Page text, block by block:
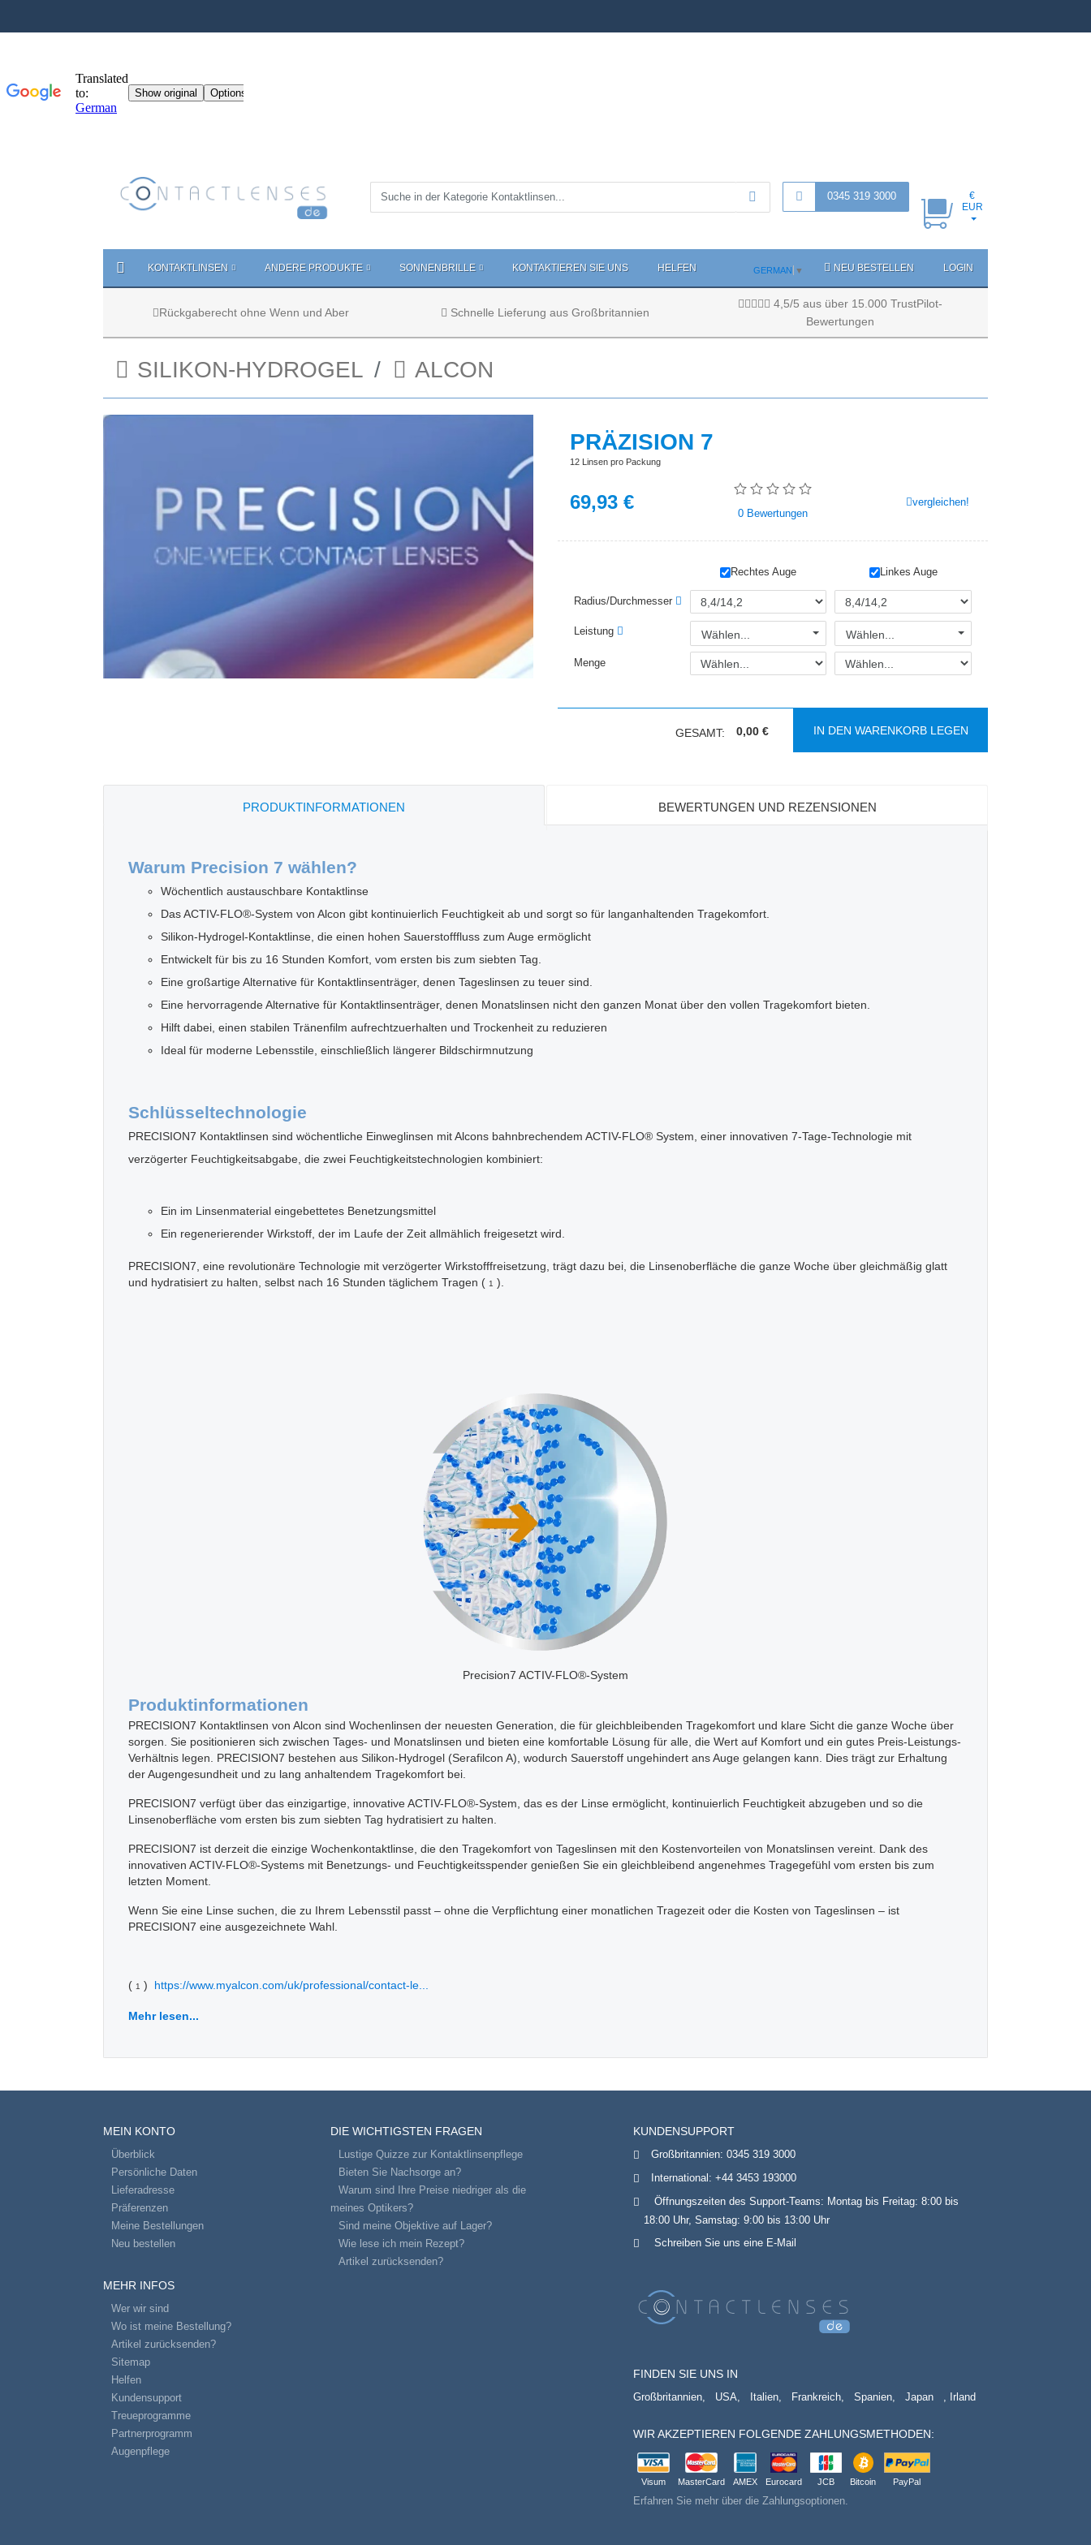
0345 319 3000
€
EUR
KONTAKTLINSEN ANDERE PRODUKTE SONNENBRILLE KONTAKTIEREN SIE UNS HELFEN GERMAN ▼ NEU BESTELLEN LOGIN
Rückgaberecht ohne Wenn und Aber Schnelle Lieferung aus Großbritannien
4,5/5 aus über 15.000 TrustPilot-
Bewertungen
SILIKON-HYDROGEL ALCON
PRÄZISION 7
12 Linsen pro Packung
69,93 €
0 Bewertungen
vergleichen!
Rechtes Auge Linkes Auge
Radius/Durchmesser
Leistung Wählen... Wählen...
Menge
GESAMT: 0,00 € IN DEN WARENKORB LEGEN
PRODUKTINFORMATIONEN BEWERTUNGEN UND REZENSIONEN
Warum Precision 7 wählen?
Wöchentlich austauschbare Kontaktlinse
Das ACTIV-FLO®-System von Alcon gibt kontinuierlich Feuchtigkeit ab und sorgt so für langanhaltenden Tragekomfort.
Silikon-Hydrogel-Kontaktlinse, die einen hohen Sauerstofffluss zum Auge ermöglicht
Entwickelt für bis zu 16 Stunden Komfort, vom ersten bis zum siebten Tag.
Eine großartige Alternative für Kontaktlinsenträger, denen Tageslinsen zu teuer sind.
Eine hervorragende Alternative für Kontaktlinsenträger, denen Monatslinsen nicht den ganzen Monat über den vollen Tragekomfort bieten.
Hilft dabei, einen stabilen Tränenfilm aufrechtzuerhalten und Trockenheit zu reduzieren
Ideal für moderne Lebensstile, einschließlich längerer Bildschirmnutzung
Schlüsseltechnologie
PRECISION7 Kontaktlinsen sind wöchentliche Einweglinsen mit Alcons bahnbrechendem ACTIV-FLO® System, einer innovativen 7-Tage-Technologie mit
verzögerter Feuchtigkeitsabgabe, die zwei Feuchtigkeitstechnologien kombiniert:
Ein im Linsenmaterial eingebettetes Benetzungsmittel
Ein regenerierender Wirkstoff, der im Laufe der Zeit allmählich freigesetzt wird.
PRECISION7, eine revolutionäre Technologie mit verzögerter Wirkstofffreisetzung, trägt dazu bei, die Linsenoberfläche die ganze Woche über gleichmäßig glatt
und hydratisiert zu halten, selbst nach 16 Stunden täglichem Tragen ( 1 ).
Precision7 ACTIV-FLO®-System
Produktinformationen
PRECISION7 Kontaktlinsen von Alcon sind Wochenlinsen der neuesten Generation, die für gleichbleibenden Tragekomfort und klare Sicht die ganze Woche über
sorgen. Sie positionieren sich zwischen Tages- und Monatslinsen und bieten eine komfortable Lösung für alle, die Wert auf Komfort und ein gutes Preis-Leistungs-
Verhältnis legen. PRECISION7 bestehen aus Silikon-Hydrogel (Serafilcon A), wodurch Sauerstoff ungehindert ans Auge gelangen kann. Dies trägt zur Erhaltung
der Augengesundheit und zu lang anhaltendem Tragekomfort bei.
PRECISION7 verfügt über das einzigartige, innovative ACTIV-FLO®-System, das es der Linse ermöglicht, kontinuierlich Feuchtigkeit abzugeben und so die
Linsenoberfläche vom ersten bis zum siebten Tag hydratisiert zu halten.
PRECISION7 ist derzeit die einzige Wochenkontaktlinse, die den Tragekomfort von Tageslinsen mit den Kostenvorteilen von Monatslinsen vereint. Dank des
innovativen ACTIV-FLO®-Systems mit Benetzungs- und Feuchtigkeitsspender genießen Sie ein gleichbleibend angenehmes Tragegefühl vom ersten bis zum
letzten Moment.
Wenn Sie eine Linse suchen, die zu Ihrem Lebensstil passt – ohne die Verpflichtung einer monatlichen Tragezeit oder die Kosten von Tageslinsen – ist
PRECISION7 eine ausgezeichnete Wahl.
( 1 ) https://www.myalcon.com/uk/professional/contact-le...
Mehr lesen...
MEIN KONTO
Überblick
Persönliche Daten
Lieferadresse
Präferenzen
Meine Bestellungen
Neu bestellen
MEHR INFOS
Wer wir sind
Wo ist meine Bestellung?
Artikel zurücksenden?
Sitemap
Helfen
Kundensupport
Treueprogramme
Partnerprogramm
Augenpflege
DIE WICHTIGSTEN FRAGEN
Lustige Quizze zur Kontaktlinsenpflege
Bieten Sie Nachsorge an?
Warum sind Ihre Preise niedriger als die
meines Optikers?
Sind meine Objektive auf Lager?
Wie lese ich mein Rezept?
Artikel zurücksenden?
KUNDENSUPPORT
Großbritannien:0345 319 3000
International:+44 3453 193000
Öffnungszeiten des Support-Teams: Montag bis Freitag: 8:00 bis
18:00 Uhr, Samstag: 9:00 bis 13:00 Uhr
Schreiben Sie uns eine E-Mail
FINDEN SIE UNS IN
Großbritannien, USA, Italien, Frankreich, Spanien, Japan , Irland
WIR AKZEPTIEREN FOLGENDE ZAHLUNGSMETHODEN:
Visum MasterCard AMEX Eurocard JCB Bitcoin PayPal
Erfahren Sie mehr über die Zahlungsoptionen.